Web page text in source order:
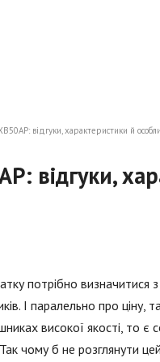
відгуки, характеристики й
відгуки,
потрібно визначитися
І паралельно про ціну,
високої якості, то є
чому б не розглянути